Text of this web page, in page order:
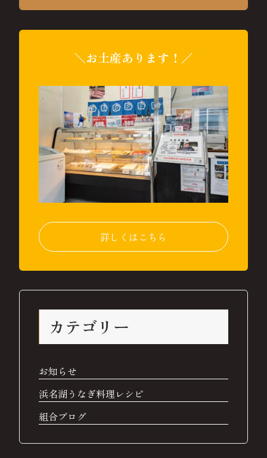
＼お土産あります！／
詳しくはこちら
カテゴリー
お知らせ
浜名湖うなぎ料理レシピ
組合ブログ